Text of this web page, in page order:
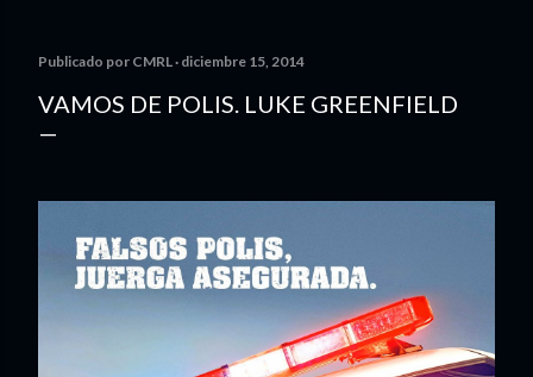
Publicado por CMRL diciembre 15, 2014
VAMOS DE POLIS. LUKE GREENFIELD